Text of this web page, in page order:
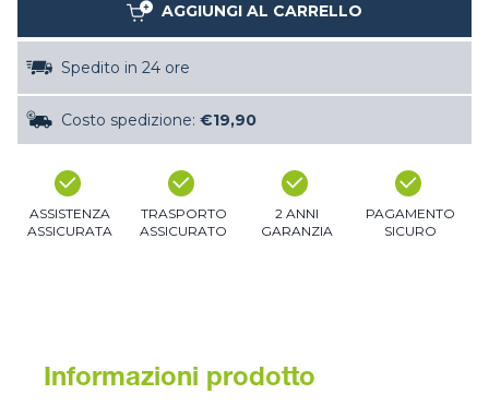
AGGIUNGI AL CARRELLO
Spedito in 24 ore
Costo spedizione: €19,90
ASSISTENZA
ASSICURATA
TRASPORTO
ASSICURATO
2 ANNI
GARANZIA
PAGAMENTO
SICURO
Informazioni prodotto